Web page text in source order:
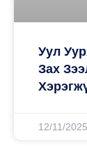
Уул
Зах
12/11/2025